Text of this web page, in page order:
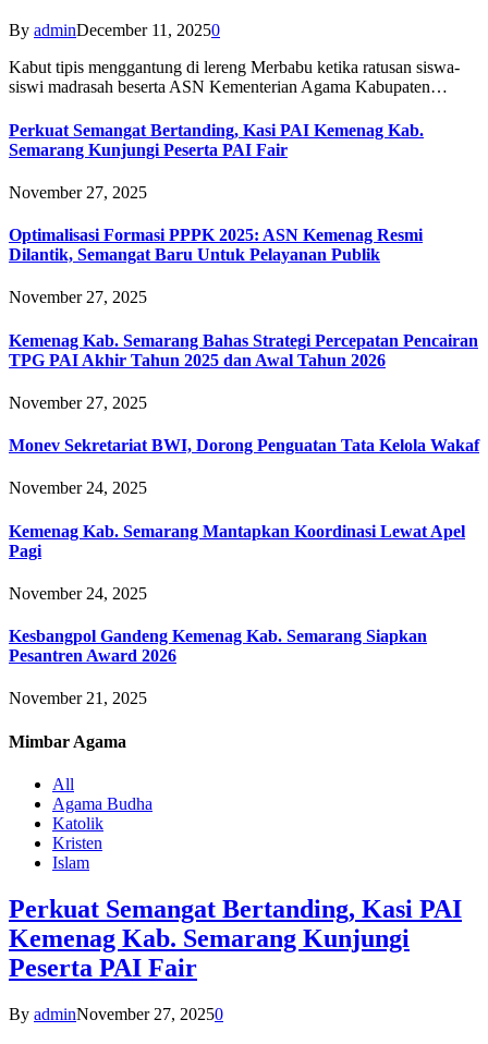
By adminDecember 11, 20250
Kabut tipis menggantung di lereng Merbabu ketika ratusan siswa-
siswi madrasah beserta ASN Kementerian Agama Kabupaten…
Perkuat Semangat Bertanding, Kasi PAI Kemenag Kab.
Semarang Kunjungi Peserta PAI Fair
November 27, 2025
Optimalisasi Formasi PPPK 2025: ASN Kemenag Resmi
Dilantik, Semangat Baru Untuk Pelayanan Publik
November 27, 2025
Kemenag Kab. Semarang Bahas Strategi Percepatan Pencairan
TPG PAI Akhir Tahun 2025 dan Awal Tahun 2026
November 27, 2025
Monev Sekretariat BWI, Dorong Penguatan Tata Kelola Wakaf
November 24, 2025
Kemenag Kab. Semarang Mantapkan Koordinasi Lewat Apel
Pagi
November 24, 2025
Kesbangpol Gandeng Kemenag Kab. Semarang Siapkan
Pesantren Award 2026
November 21, 2025
Mimbar Agama
All
Agama Budha
Katolik
Kristen
Islam
Perkuat Semangat Bertanding, Kasi PAI
Kemenag Kab. Semarang Kunjungi
Peserta PAI Fair
By adminNovember 27, 20250